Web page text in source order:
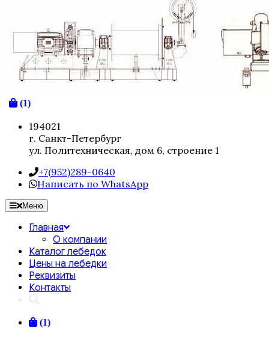
(1)
194021
г. Санкт-Петербург
ул. Политехническая, дом 6, строение 1
+7(952)289-0640
Написать по WhatsApp
Меню
Главная
О компании
Каталог лебедок
Цены на лебедки
Реквизиты
Контакты
(1)